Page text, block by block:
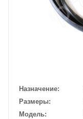
Назначение
Размеры
Модель